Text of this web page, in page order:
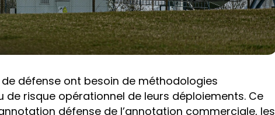
défense ont besoin de méthodologies
de risque opérationnel de leurs déploiements. Ce
défense de l’annotation commerciale, les